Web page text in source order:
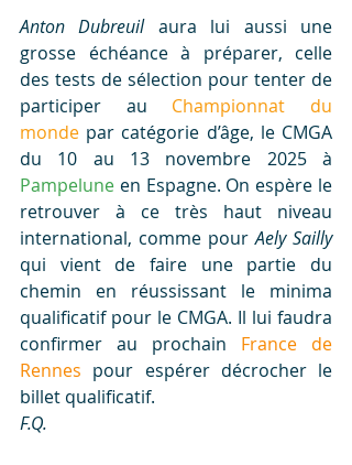
Anton Dubreuil aura lui aussi une
grosse échéance à préparer, celle
des tests de sélection pour tenter de
participer au Championnat du
monde par catégorie d’âge, le CMGA
Pampelune en Espagne. On espère le
retrouver à ce très haut niveau
international, comme pour Aely Sailly
qui vient de faire une partie du
chemin en réussissant le minima
qualificatif pour le CMGA. Il lui faudra
confirmer au prochain France de
Rennes pour espérer décrocher le
billet qualificatif.
F.Q.